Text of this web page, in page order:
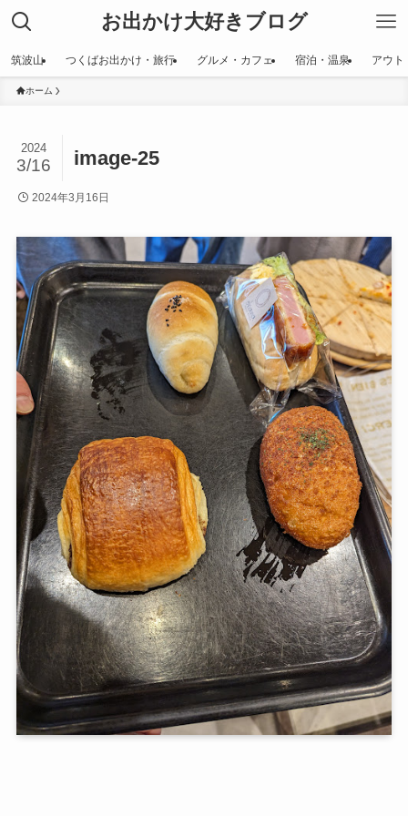
お出かけ大好きブログ
筑波山 つくばお出かけ・旅行 グルメ・カフェ 宿泊・温泉 アウト
ホーム
image-25
2024
3/16
2024年3月16日